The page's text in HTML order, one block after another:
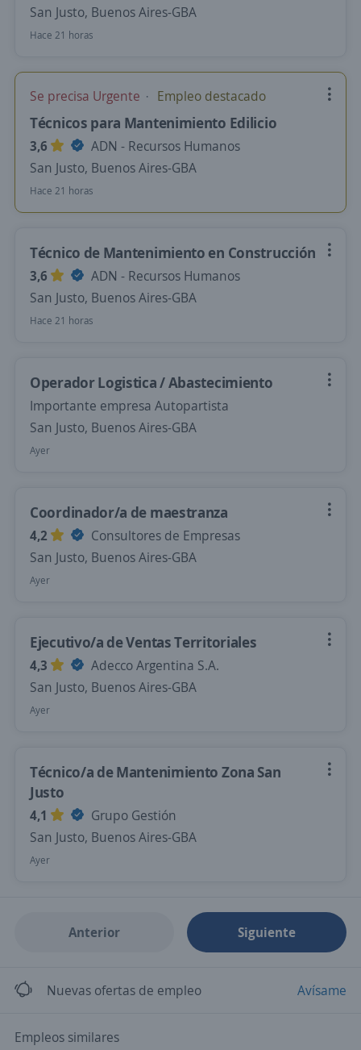
San Justo, Buenos Aires-GBA
Hace 21 horas
Se precisa Urgente Empleo destacado
Técnicos para Mantenimiento Edilicio
3,6
ADN - Recursos Humanos
San Justo, Buenos Aires-GBA
Hace 21 horas
Técnico de Mantenimiento en Construcción
3,6
ADN - Recursos Humanos
San Justo, Buenos Aires-GBA
Hace 21 horas
Operador Logistica / Abastecimiento
Importante empresa Autopartista
San Justo, Buenos Aires-GBA
Ayer
Coordinador/a de maestranza
4,2
Consultores de Empresas
San Justo, Buenos Aires-GBA
Ayer
Ejecutivo/a de Ventas Territoriales
4,3
Adecco Argentina S.A.
San Justo, Buenos Aires-GBA
Ayer
Técnico/a de Mantenimiento Zona San
Justo
4,1
Grupo Gestión
San Justo, Buenos Aires-GBA
Ayer
Anterior Siguiente
Nuevas ofertas de empleo Avísame
Empleos similares